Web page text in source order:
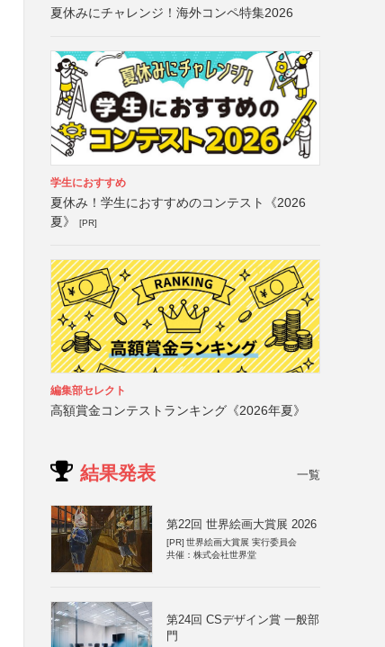
夏休みにチャレンジ！海外コンペ特集2026
学生におすすめ
夏休み！学生におすすめのコンテスト《2026
夏》
[PR]
編集部セレクト
高額賞金コンテストランキング《2026年夏》
結果発表 一覧
第22回 世界絵画大賞展 2026
[PR] 世界絵画大賞展 実行委員会
共催：株式会社世界堂
第24回 CSデザイン賞 一般部
門